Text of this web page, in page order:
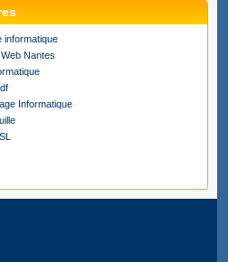
informatique
Nantes
Informatique